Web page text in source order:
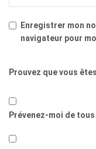
Enregistrer mon
navigateur pour
Prouvez que vous
Prévenez-moi de